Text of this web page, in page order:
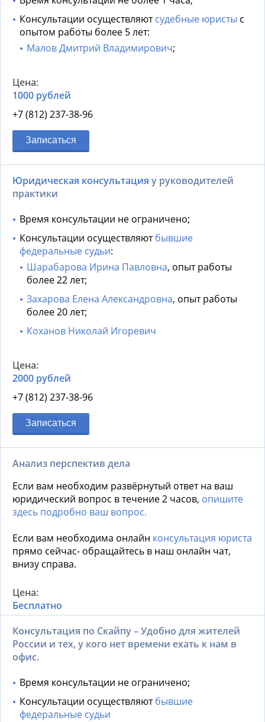
Консультации осуществляютсудебные юристы с
опытом работы более 5 лет:
Малов Дмитрий Владимирович;
1000 рублей
+7 (812) 237-38-96
Записаться
Юридическая консультация у руководителей
практики
Время консультации не ограничено;
Консультации осуществляютбывшие
федеральные судьи:
Шарабарова Ирина Павловна, опыт работы
более 22 лет;
Захарова Елена Александровна, опыт работы
более 20 лет;
Коханов Николай Игоревич
2000 рублей
+7 (812) 237-38-96
Записаться
Анализ перспектив дела
Если вам необходим развёрнутый ответ на ваш
юридический вопрос в течение 2 часов, опишите
здесь подробно ваш вопрос.
Если вам необходима онлайн консультация юриста
прямо сейчас- обращайтесь в наш онлайн чат,
внизу справа.
Бесплатно
Консультация по Скайпу – Удобно для жителей
России и тех, у кого нет времени ехать к нам в
офис.
Время консультации не ограничено;
Консультации осуществляютбывшие
федеральные судьи